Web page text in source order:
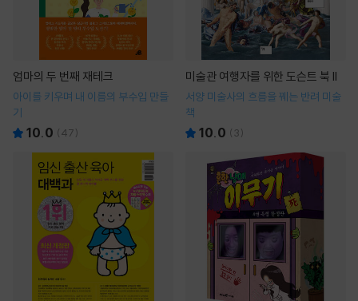
엄마의 두 번째 재테크
아이를 키우며 내 이름의 부수입 만들
기
10.0 (47)
미술관 여행자를 위한 도슨트 북 II
서양 미술사의 흐름을 꿰는 반려 미술
책
10.0 ( 3)